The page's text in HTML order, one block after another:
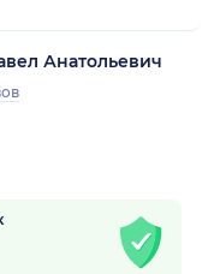
Анатольевич